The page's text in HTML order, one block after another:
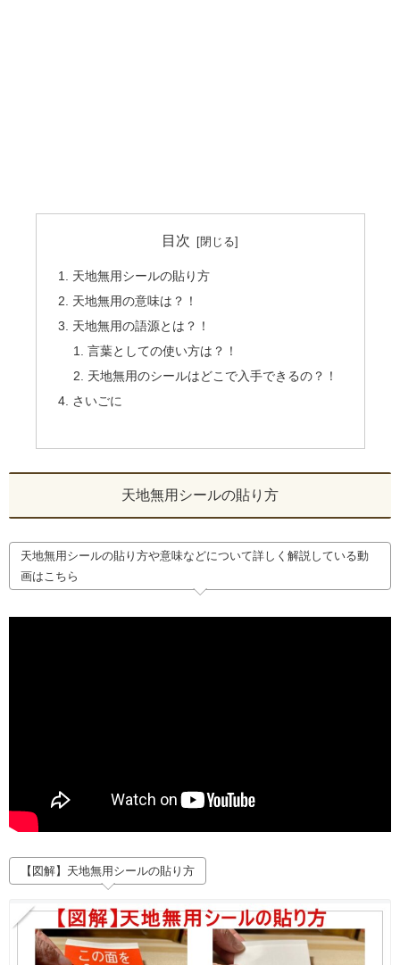
目次
天地無用シールの貼り方
天地無用の意味は？！
天地無用の語源とは？！
言葉としての使い方は？！
天地無用のシールはどこで入手できるの？！
さいごに
天地無用シールの貼り方
天地無用シールの貼り方や意味などについて詳しく解説している動
画はこちら
【図解】天地無用シールの貼り方